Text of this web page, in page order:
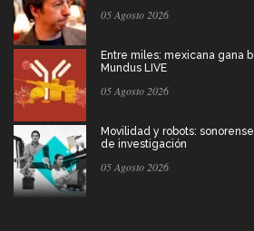
05 Agosto 2026
Entre miles: mexicana gana
Mundus LIVE
05 Agosto 2026
Movilidad y robots:
de investigación
05 Agosto 2026